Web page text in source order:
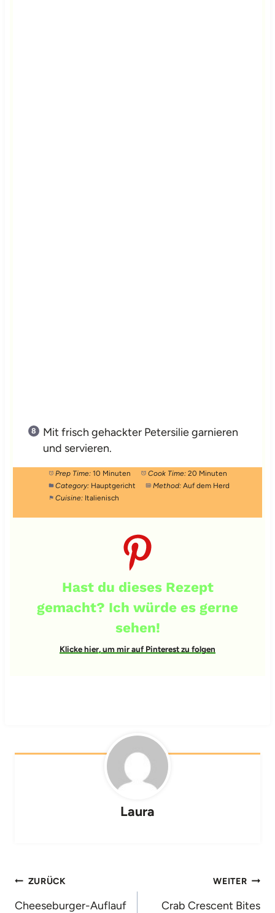
Mit frisch gehackter Petersilie garnieren
und servieren.
Prep Time: 10 Minuten Cook Time: 20 Minuten
Category: Hauptgericht Method: Auf dem Herd
Cuisine: Italienisch
Hast du dieses Rezept
gemacht? Ich würde es gerne
sehen!
Klicke hier, um mir auf Pinterest zu folgen
Laura
Beitragsnavigation
ZURÜCK
Cheeseburger-Auflauf
WEITER
Crab Crescent Bites